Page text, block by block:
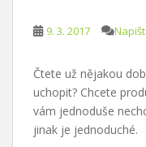
9. 3. 2017
Čtete už nějakou
uchopit? Chcete
vám jednoduše
jinak je jednoduché.